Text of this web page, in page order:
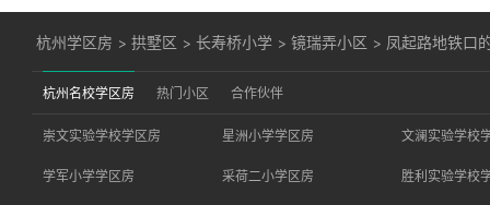
杭州学区房 >拱墅区 >长寿桥小学 >镜瑞弄小区 > 凤起路地铁口
杭州名校学区房 热门小区 合作伙伴
崇文实验学校学区房 星洲小学学区房 文澜实验学校
学军小学学区房 采荷二小学区房 胜利实验学校